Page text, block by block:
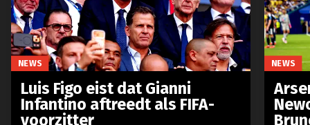
NEWS
Luis Figo eist dat Gianni
Infantino aftreedt als FIFA-
voorzitter
NEWS